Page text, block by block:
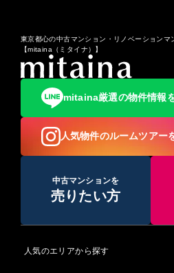
【東京メトロ半蔵門線】
東京メトロ半蔵門線は、東京都渋谷
上駅までを結ぶ、東京地下鉄（東京
2020年（令和2年）度の最混雑区間
の混雑率は111%でした（2）。直通
り入れる乗客が多いですが、渋谷駅
推移しています。一方で、渋谷駅や
数を増発する余地がないことから、
の一部が半蔵門線に乗り換え、同一
参道駅で銀座線に乗り換えるように
間の混雑率は175%に悪化してしま
ネス街を通り、綺麗に整備されてい
【参考】
※更新日：2021年8月25日
東京都心の中古マンション・リノベーションマ
【mitaina（ミタイナ）】
mitaina厳選の物件情報
人気物件のルームツアー
中古マンションを
売りたい方
人気のエリアから探す